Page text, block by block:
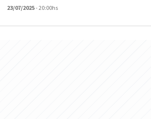
23/07/2025- 20:00hs